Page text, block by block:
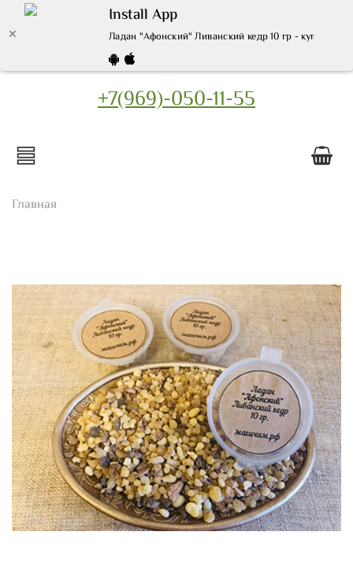
Install App
Ладан "Афонский" Ливанский кедр 10 гр - купить
+7(969)-050-11-55
Главная